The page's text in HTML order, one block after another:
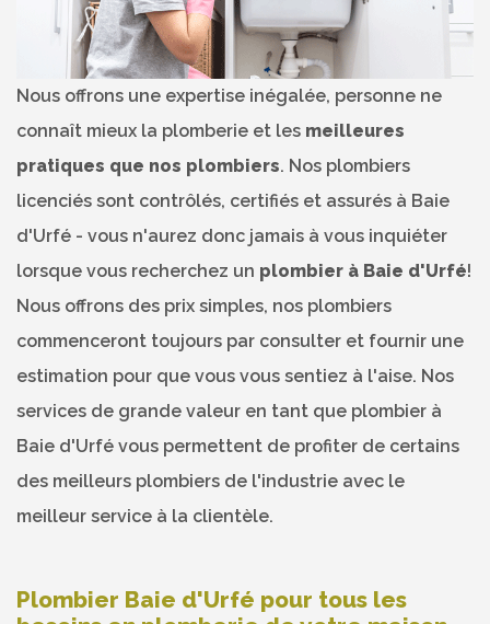
Nous offrons une expertise inégalée, personne ne
connaît mieux la plomberie et les meilleures
pratiques que nos plombiers. Nos plombiers
licenciés sont contrôlés, certifiés et assurés à Baie
d'Urfé - vous n'aurez donc jamais à vous inquiéter
lorsque vous recherchez un plombier à Baie d'Urfé!
Nous offrons des prix simples, nos plombiers
commenceront toujours par consulter et fournir une
estimation pour que vous vous sentiez à l'aise. Nos
services de grande valeur en tant que plombier à
Baie d'Urfé vous permettent de profiter de certains
des meilleurs plombiers de l'industrie avec le
meilleur service à la clientèle.
Plombier Baie d'Urfé pour tous les